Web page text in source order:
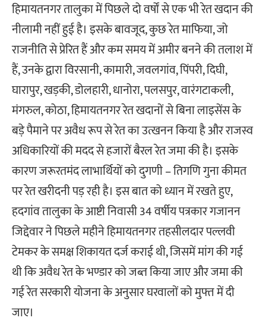
हिमायतनगर तालुका में पिछले दो वर्षों से एक भी रेत खदान की
नीलामी नहीं हुई है। इसके बावजूद, कुछ रेत माफिया, जो
राजनीति से प्रेरित हैं और कम समय में अमीर बनने की तलाश में
हैं, उनके द्वारा विरसानी, कामारी, जवलगांव, पिंपरी, दिघी,
घारापुर, खड़की, डोलहारी, धानोरा, पलसपुर, वारंगटाकली,
मंगरुल, कोठा, हिमायतनगर रेत खदानों से बिना लाइसेंस के
बड़े पैमाने पर अवैध रूप से रेत का उत्खनन किया है और राजस्व
अधिकारियों की मदद से हजारों बैरल रेत जमा की है। इसके
कारण जरूरतमंद लाभार्थियों को दुगणी – तिगणि गुना कीमत
पर रेत खरीदनी पड़ रही है। इस बात को ध्यान में रखते हुए,
हदगांव तालुका के आष्टी निवासी 34 वर्षीय पत्रकार गजानन
जिद्देवार ने पिछले महीने हिमायतनगर तहसीलदार पल्लवी
टेमकर के समक्ष शिकायत दर्ज कराई थी, जिसमें मांग की गई
थी कि अवैध रेत के भण्डार को जब्त किया जाए और जमा की
गई रेत सरकारी योजना के अनुसार घरवालों को मुफ्त में दी
जाए।